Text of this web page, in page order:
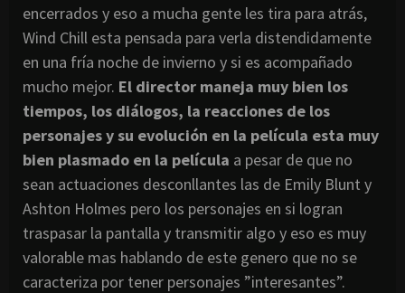
encerrados y eso a mucha gente les tira para atrás,
Wind Chill esta pensada para verla distendidamente
en una fría noche de invierno y si es acompañado
mucho mejor. El director maneja muy bien los
tiempos, los diálogos, la reacciones de los
personajes y su evolución en la película esta muy
bien plasmado en la película a pesar de que no
sean actuaciones desconllantes las de Emily Blunt y
Ashton Holmes pero los personajes en si logran
traspasar la pantalla y transmitir algo y eso es muy
valorable mas hablando de este genero que no se
caracteriza por tener personajes ”interesantes”.